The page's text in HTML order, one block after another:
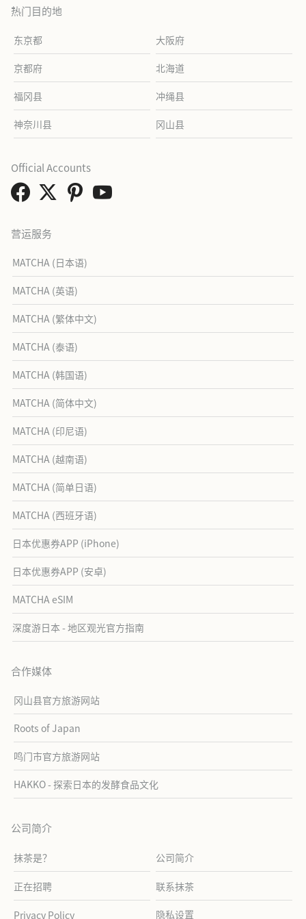
热门目的地
东京都 大阪府
京都府 北海道
福冈县 冲绳县
神奈川县 冈山县
营运服务
MATCHA (日本语)
MATCHA (英语)
MATCHA (繁体中文)
MATCHA (泰语)
MATCHA (韩国语)
MATCHA (简体中文)
MATCHA (印尼语)
MATCHA (越南语)
MATCHA (简单日语)
MATCHA (西班牙语)
日本优惠券APP (iPhone)
日本优惠券APP (安卓)
MATCHA eSIM
深度游日本 - 地区观光官方指南
合作媒体
冈山县官方旅游网站
Roots of Japan
鸣门市官方旅游网站
HAKKO - 探索日本的发酵食品文化
公司简介
抹茶是？ 公司简介
正在招聘 联系抹茶
Privacy Policy 隐私设置
Official Accounts